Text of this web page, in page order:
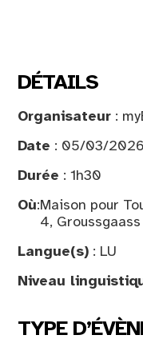
DÉTAILS
Organisateur :
Date : 05/03/
Durée : 1h30
Où:Maison pour
4,
Langue(s) : LU
Niveau
TYPE